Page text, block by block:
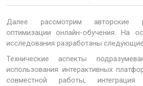
Далее рассмотрим авторские
оптимизации онлайн-обучения. На
исследования разработаны
Технические аспекты
использования интерактивных
совместной работы, интеграция